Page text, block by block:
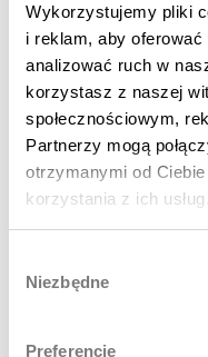
Wykorzystujemy pliki
i reklam, aby oferować
analizować ruch w
korzystasz z naszej
społecznościowym,
Partnerzy mogą
otrzymanymi od
korzystania z ich usług.
zgody
Niezbędne
Preferencje
måneder,
tetthet.
Hvordan
ut hos
innovative
hjelpe deg
skallethet!
Laserbehandling av